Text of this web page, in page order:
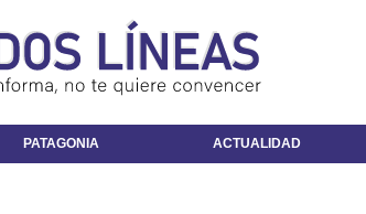
PATAGONIA ACTUALIDAD